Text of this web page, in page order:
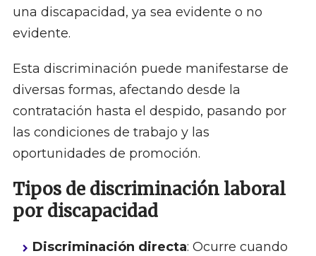
una discapacidad, ya sea evidente o no
evidente.
Esta discriminación puede manifestarse de
diversas formas, afectando desde la
contratación hasta el despido, pasando por
las condiciones de trabajo y las
oportunidades de promoción.
Tipos de discriminación laboral
por discapacidad
Discriminación directa: Ocurre cuando